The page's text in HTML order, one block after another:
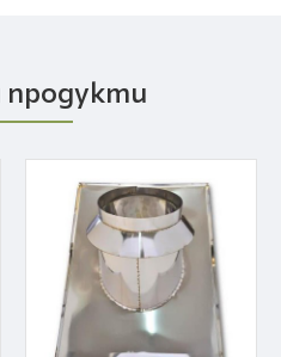
продукти